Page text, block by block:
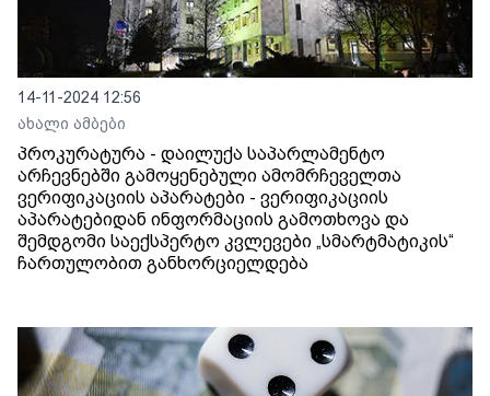
14-11-2024 12:56
ახალი ამბები
პროკურატურა - დაილუქა საპარლამენტო
არჩევნებში გამოყენებული ამომრჩეველთა
ვერიფიკაციის აპარატები - ვერიფიკაციის
აპარატებიდან ინფორმაციის გამოთხოვა და
შემდგომი საექსპერტო კვლევები „სმარტმატიკის“
ჩართულობით განხორციელდება